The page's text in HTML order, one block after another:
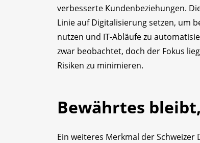
verbesserte Kundenbeziehungen.
Linie auf Digitalisierung setzen, um
nutzen und IT-Abläufe zu
zwar beobachtet, doch der Fokus
Risiken zu minimieren.
Bewährtes
Ein weiteres Merkmal der